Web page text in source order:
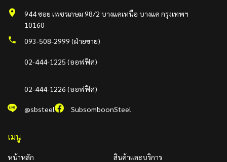
944 ซอย เพชรเกษม 98/2 บางแคเหนือ บางแค กรุงเทพฯ
10160
093-508-2999 (ฝ่ายขาย)
02-444-1225 (ออฟฟิศ)
02-444-1226 (ออฟฟิศ)
@sbsteel SubsomboonSteel
เมนู
หน้าหลัก สินค้าและบริการ